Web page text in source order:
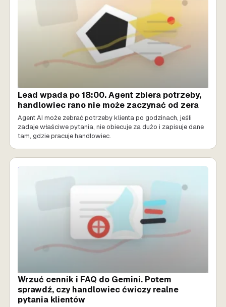
Lead wpada po 18:00. Agent zbiera potrzeby,
handlowiec rano nie może zaczynać od zera
Agent AI może zebrać potrzeby klienta po godzinach, jeśli
zadaje właściwe pytania, nie obiecuje za dużo i zapisuje dane
tam, gdzie pracuje handlowiec.
SPRZEDAŻ AI
Wrzuć cennik i FAQ do Gemini. Potem
sprawdź, czy handlowiec ćwiczy realne
pytania klientów